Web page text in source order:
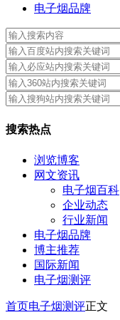
电子烟品牌
搜索热点
浏览博客
网文资讯
电子烟百科
企业动态
行业新闻
电子烟品牌
博主推荐
国际新闻
电子烟测评
首页电子烟测评正文